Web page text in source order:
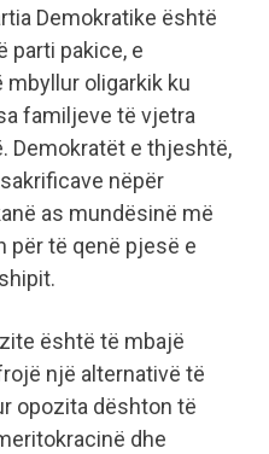
Demokratike është
parti pakice, e
mbyllur oligarkik ku
familjeve të vjetra
Demokratët e thjeshtë,
nëpër
as mundësinë më
për të qenë pjesë e
është të mbajë
një alternativë të
opozita dështon të
dhe